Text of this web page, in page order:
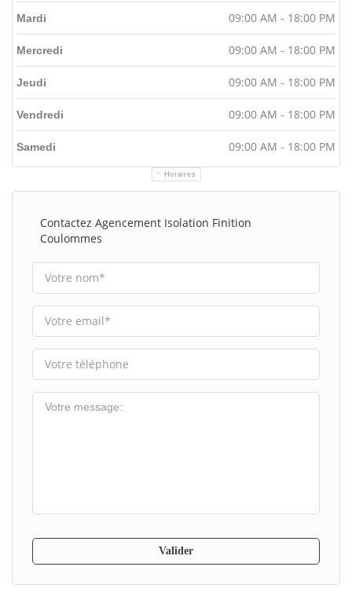
Horaires
Mardi 09:00 AM - 18:00 PM
Mercredi 09:00 AM - 18:00 PM
Jeudi 09:00 AM - 18:00 PM
Vendredi 09:00 AM - 18:00 PM
Samedi 09:00 AM - 18:00 PM
Contactez Agencement Isolation Finition
Coulommes